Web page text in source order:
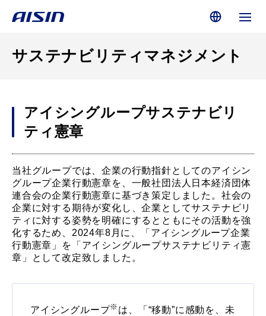
サステナビリティマネジメント
アイシングループサステナビリ
ティ憲章
当社グループでは、企業の行動指針としてのアイシン
グループ企業行動憲章を、一般社団法人日本経済団体
連合会の企業行動憲章に基づき策定しました。社会の
企業に対する期待が変化し、企業としてサステナビリ
ティに対する姿勢を明確にするとともにその活動を強
化するため、2024年8月に、「アイシングループ企業
行動憲章」を「アイシングループサステナビリティ憲
章」として改定致しました。
アイシングループ※ は、「“移動”に感動を、未